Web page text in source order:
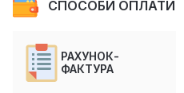
СПОСОБИ ОПЛАТИ
РАХУНОК-
ФАКТУРА